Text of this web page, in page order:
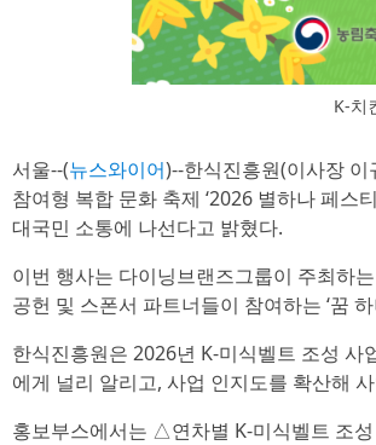
K-치
서울--(뉴스와이어)--한식진흥원(이사장
참여형 복합 문화 축제 ‘2026 별하나 페스
대국민 소통에 나선다고 밝혔다.
이번 행사는 다이닝브랜즈그룹이 주최하
공헌 및 스폰서 파트너들이 참여하는 ‘꿈
한식진흥원은 2026년 K-미식벨트 조성 사
에게 널리 알리고, 사업 인지도를 확산해
홍보부스에서는 △연차별 K-미식벨트 조